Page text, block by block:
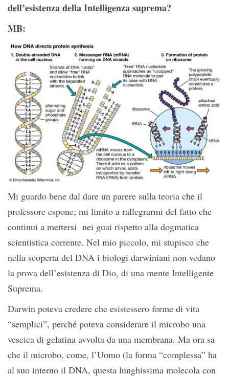
dell’esistenza della Intelligenza suprema?
MB:
Mi guardo bene dal dare un parere sulla teoria che il
professore espone; mi limito a rallegrarmi del fatto che
continui a mettersi nei guai rispetto alla dogmatica
scientistica corrente. Nel mio piccolo, mi stupisco che
nella scoperta del DNA i biologi darwiniani non vedano
la prova dell’esistenza di Dio, di una mente Intelligente
Suprema.
Darwin poteva credere che esistessero forme di vita
“semplici”, perché poteva considerare il microbo una
vescica di gelatina avvolta da una membrana. Ma ora sa
che il microbo, come, l’Uomo (la forma “complessa” ha
al suo interno il DNA, questa lunghissima molecola con